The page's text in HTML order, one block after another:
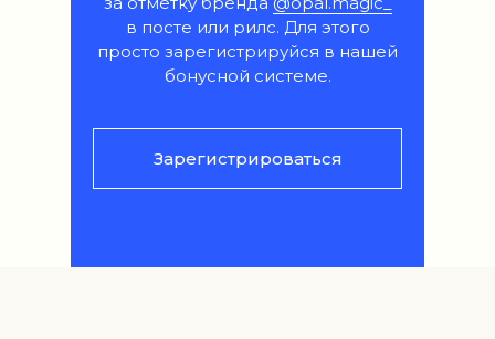
Зарегистрироваться
в посте или рилс. Для этого
просто зарегистрируйся в нашей
бонусной системе.